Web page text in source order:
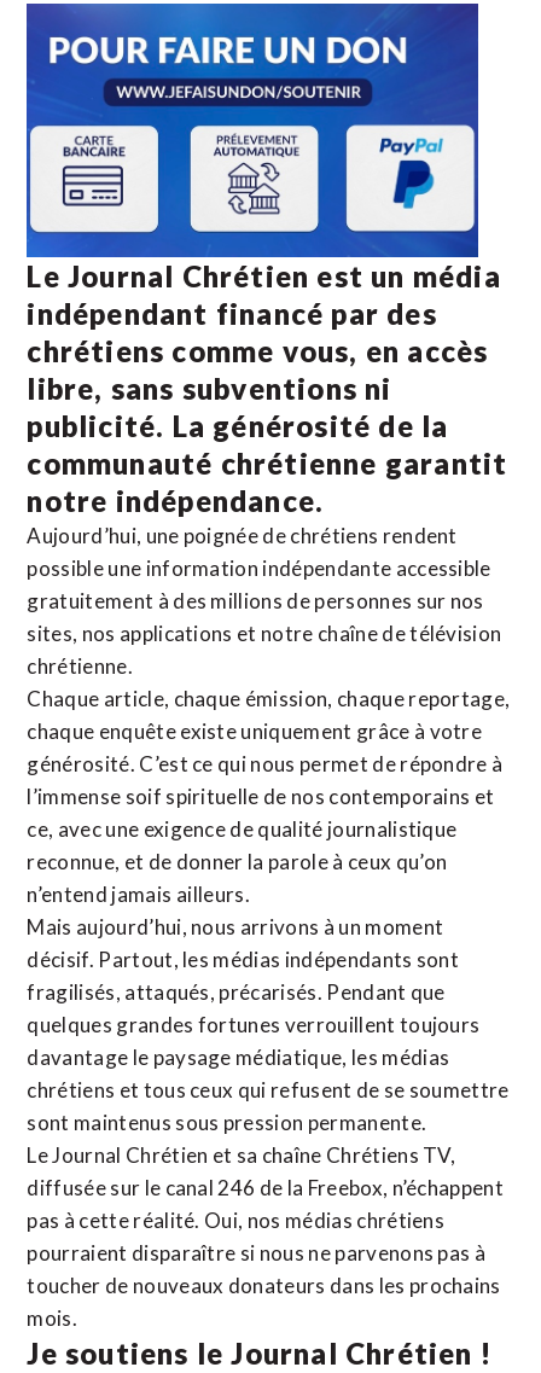
Le Journal Chrétien est un média
indépendant financé par des
chrétiens comme vous, en accès
libre, sans subventions ni
publicité. La générosité de la
communauté chrétienne garantit
notre indépendance.
Aujourd’hui, une poignée de chrétiens rendent
possible une information indépendante accessible
gratuitement à des millions de personnes sur nos
sites, nos applications et notre chaîne de télévision
chrétienne.
Chaque article, chaque émission, chaque reportage,
chaque enquête existe uniquement grâce à votre
générosité. C’est ce qui nous permet de répondre à
l’immense soif spirituelle de nos contemporains et
ce, avec une exigence de qualité journalistique
reconnue, et de donner la parole à ceux qu’on
n’entend jamais ailleurs.
Mais aujourd’hui, nous arrivons à un moment
décisif. Partout, les médias indépendants sont
fragilisés, attaqués, précarisés. Pendant que
quelques grandes fortunes verrouillent toujours
davantage le paysage médiatique, les médias
chrétiens et tous ceux qui refusent de se soumettre
sont maintenus sous pression permanente.
Le Journal Chrétien et sa chaîne Chrétiens TV,
diffusée sur le canal 246 de la Freebox, n’échappent
pas à cette réalité. Oui, nos médias chrétiens
pourraient disparaître si nous ne parvenons pas à
toucher de nouveaux donateurs dans les prochains
mois.
Je soutiens le Journal Chrétien !